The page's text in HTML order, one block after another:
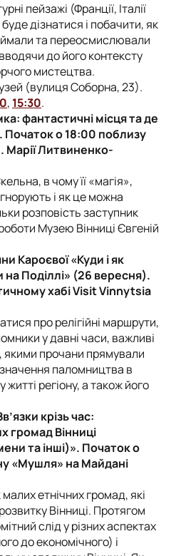
пейзажі (Франції, Італії
дізнатися і побачити, як
та переосмислювали
до його контексту
мистецтва.
(вулиця Соборна, 23).
, 15:30.
фантастичні місця та де
Початок о 18:00 поблизу
Марії Литвиненко-
в чому її «магія»,
і як це можна
розповість заступник
Музею Вінниці Євгеній
Кароєвої «Куди і як
Поділлі» (26 вересня).
хабі Visit Vinnytsia
про релігійні маршрути,
у давні часи, важливі
якими прочани прямували
паломництва в
регіону, а також його
крізь час:
громад Вінниці
та інші)». Початок о
«Мушля» на Майдані
етнічних громад, які
Вінниці. Протягом
слід у різних аспектах
до економічного) і